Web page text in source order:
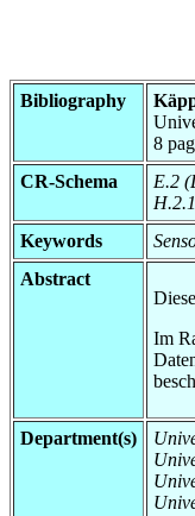
Bibliography
8
CR-Schema
E.2
Keywords
Abstract
Im
Department(s)